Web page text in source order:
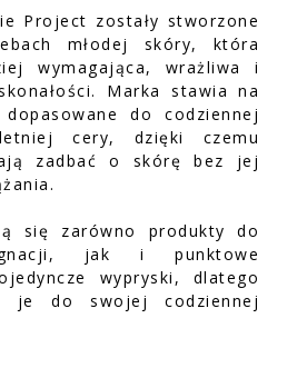
Project zostały stworzone
młodej skóry, która
wymagająca, wrażliwa i
Marka stawia na
dopasowane do codziennej
cery, dzięki czemu
zadbać o skórę bez jej
się zarówno produkty do
jak i punktowe
wypryski, dlatego
je do swojej codziennej